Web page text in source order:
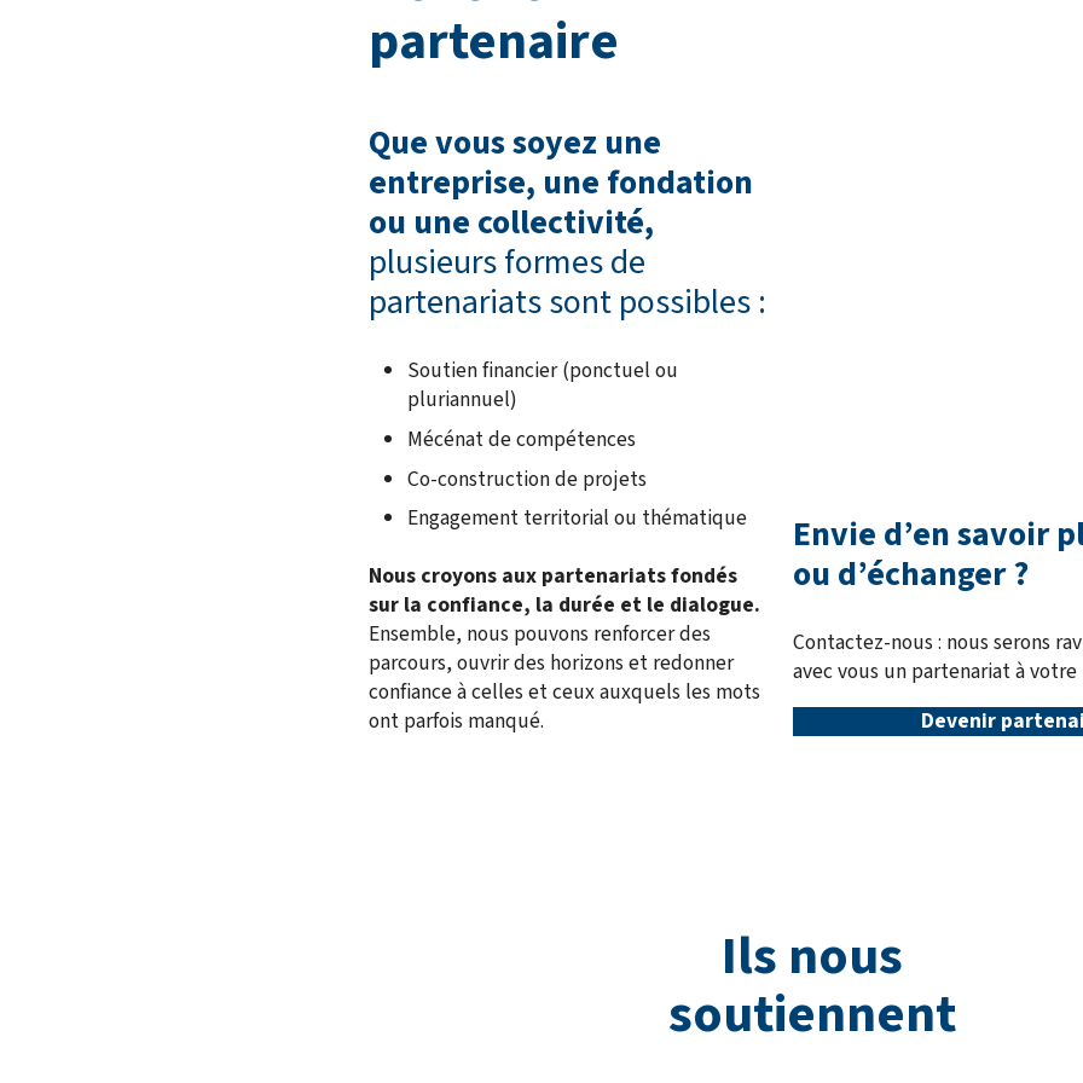
partenaire
Que vous soyez une
entreprise, une fondation
ou une collectivité,
plusieurs formes de
partenariats sont possibles :
Soutien financier (ponctuel ou
pluriannuel)
Mécénat de compétences
Co-construction de projets
Engagement territorial ou thématique
Nous croyons aux partenariats fondés
sur la confiance, la durée et le dialogue.
Ensemble, nous pouvons renforcer des
parcours, ouvrir des horizons et redonner
confiance à celles et ceux auxquels les mots
ont parfois manqué.
Envie d’en savoir
ou d’échanger ?
Contactez-nous : nous serons
avec vous un partenariat à votre
Devenir
Ils nous
soutiennent